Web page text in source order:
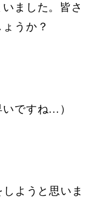
ました。皆さ
うか？
ですね…）
ようと思いま